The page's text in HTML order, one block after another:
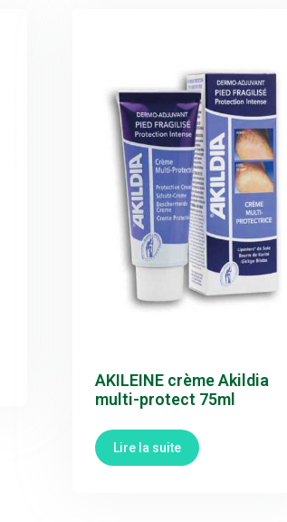
AKILEINE crème Akildia
multi-protect 75ml
Lire la suite